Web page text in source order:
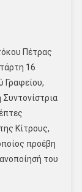
Πέτρας
16
Γραφείου,
Κίτρους,
προέβη
του